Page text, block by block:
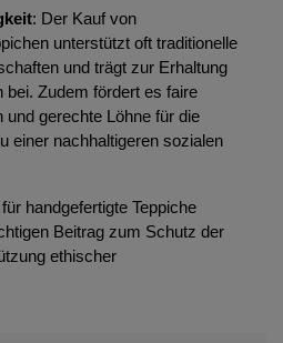
: Der Kauf von
unterstützt oft traditionelle
und trägt zur Erhaltung
bei. Zudem fördert es faire
und gerechte Löhne für die
einer nachhaltigeren sozialen
handgefertigte Teppiche
Beitrag zum Schutz der
ethischer